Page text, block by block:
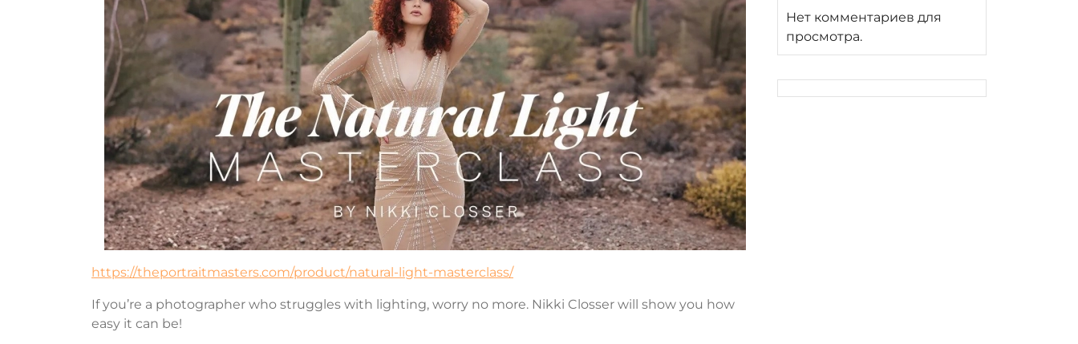
https://theportraitmasters.com/product/natural-light-masterclass/
If you’re a photographer who struggles with lighting, worry no more. Nikki Closser will show you how
easy it can be!
Нет комментариев для
просмотра.